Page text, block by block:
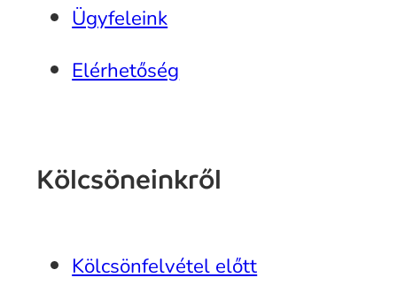
Ügyfeleink
Elérhetőség
Kölcsöneinkről
Kölcsönfelvétel előtt